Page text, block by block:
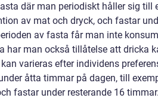
där man periodiskt håller sig till
av mat och dryck, och fastar
av fasta får man inte
har man också tillåtelse att dricka
varieras efter individens
åtta timmar på dagen, till
fastar under resterande 16